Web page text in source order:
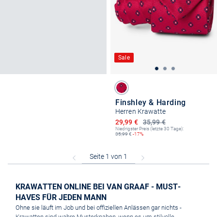
Sale
Finshley & Harding
Herren Krawatte
35,99 €
Ermäßigter Preis
29,99 €
Niedrigster Preis (letzte 30 Tage):
35,99€ -17%
KRAWATTEN ONLINE BEI VAN GRAAF - MUST-
HAVES FÜR JEDEN MANN
Ohne sie läuft im Job und bei offiziellen Anlässen gar nichts -